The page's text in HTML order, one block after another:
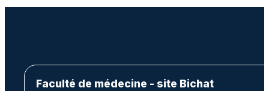
Faculté de médecine - site Bichat